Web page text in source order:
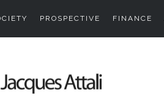
PROSPECTIVE FINANCE